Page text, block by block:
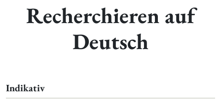
Recherchieren auf
Deutsch
Indikativ